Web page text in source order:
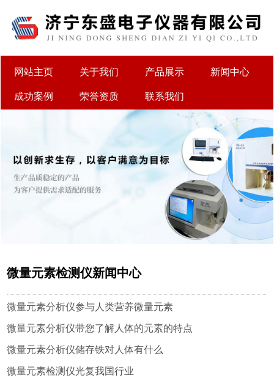
网站主页 关于我们 产品展示 新闻中心
成功案例 荣誉资质 联系我们
微量元素检测仪新闻中心
微量元素分析仪参与人类营养微量元素
微量元素分析仪带您了解人体的元素的特点
微量元素分析仪储存铁对人体有什么
微量元素检测仪光复我国行业